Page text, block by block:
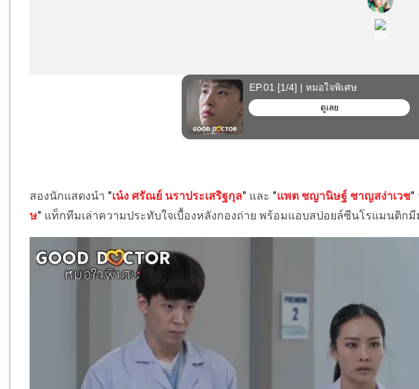
สองนักแสดงนำ "เน๋ง ศรัณย์ นราประเสริฐกุล" และ "แพต ชญานิษฐ์ ชาญสง่าเวช"
ษ" แท็กทีมเล่าความประทับใจเบื้องหลังกองถ่าย พร้อมแอบสปอยล์ซีนโรแมนติกมี